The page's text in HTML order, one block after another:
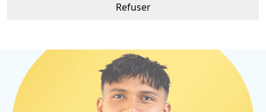
Refuser